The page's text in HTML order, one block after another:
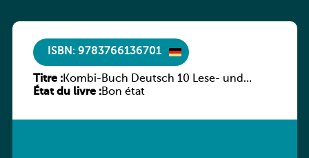
ISBN: 9783766136701
Titre :Kombi-Buch Deutsch 10 Lese- und
Sprachbuch
État du livre :Bon état